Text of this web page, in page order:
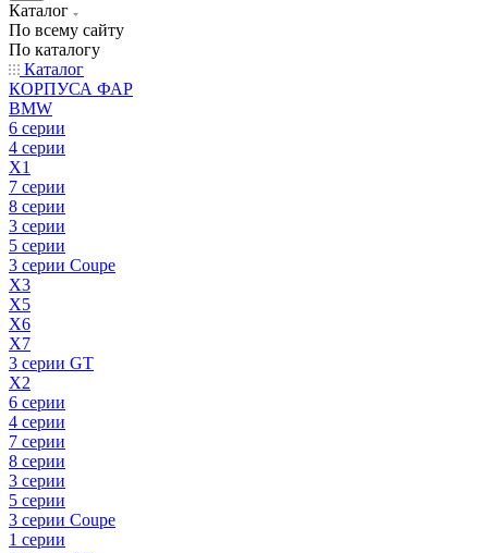
Каталог
По всему сайту
По каталогу
Каталог
КОРПУСА ФАР
BMW
6 серии
4 серии
X1
7 серии
8 серии
3 серии
5 серии
3 серии Coupe
X3
X5
X6
X7
3 серии GT
X2
6 серии
4 серии
7 серии
8 серии
3 серии
5 серии
3 серии Coupe
1 серии